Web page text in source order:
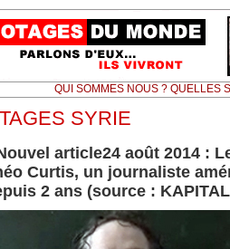
QUI SOMMES NOUS ? QUELLES
SYRIE
article24 août 2014 :
Curtis, un journaliste
2 ans (source :